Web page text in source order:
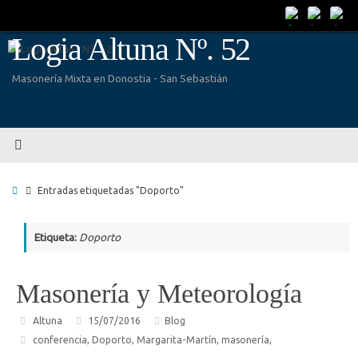
contenido
Logia Altuna Nº. 52
Masonería Mixta en Donostia - San Sebastián
InicioEntradas etiquetadas "Doporto"
Etiqueta: Doporto
Masonería y Meteorología
Altuna 15/07/2016
Blog
conferencia, Doporto, Margarita-Martín, masonería,